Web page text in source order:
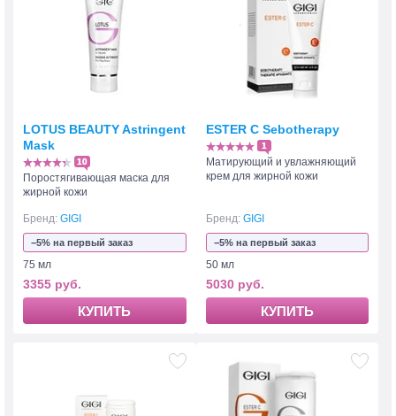
LOTUS BEAUTY Astringent
Mask
10
Поростягивающая маска для
жирной кожи
Бренд: GIGI
−5% на первый заказ
75 мл
3355 руб.
КУПИТЬ
ESTER C Sebotherapy
1
Матирующий и увлажняющий
крем для жирной кожи
Бренд: GIGI
−5% на первый заказ
50 мл
5030 руб.
КУПИТЬ